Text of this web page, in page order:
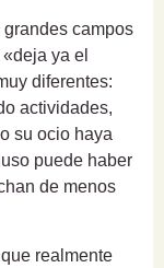
campos
ya el
diferentes:
actividades,
su ocio haya
puede haber
de menos
realmente